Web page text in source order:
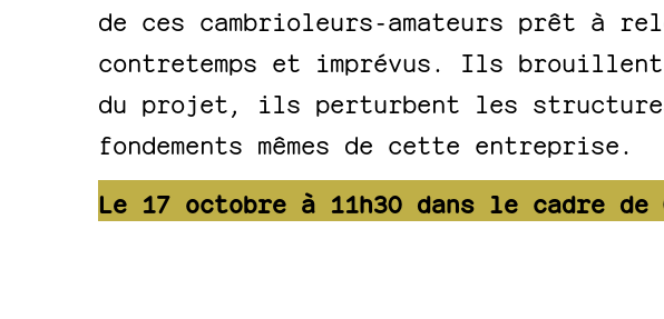
de ces cambrioleurs-amateurs prêt à
contretemps et imprévus. Ils
du projet, ils perturbent les
fondements mêmes de cette entreprise.
Le 17 octobre à 11h30 dans le cadre